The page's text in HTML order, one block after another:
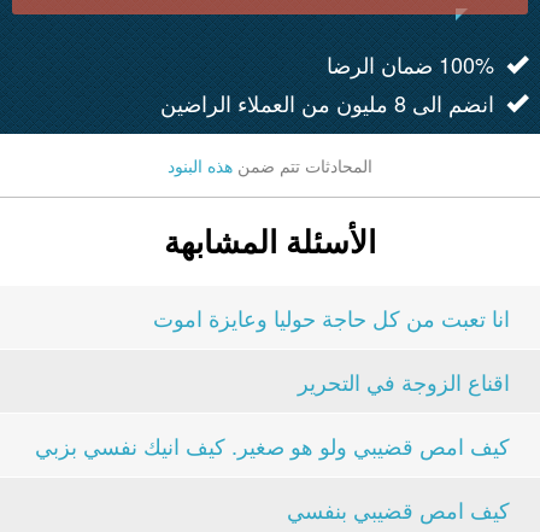
100% ضمان الرضا
انضم الى 8 مليون من العملاء الراضين
المحادثات تتم ضمن هذه البنود
الأسئلة المشابهة
انا تعبت من كل حاجة حوليا وعايزة اموت
اقناع الزوجة في التحرير
كيف امص قضيبي ولو هو صغير. كيف انيك نفسي بزبي
كيف امص قضيبي بنفسي